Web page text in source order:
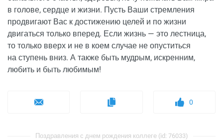
в голове, сердце и жизни. Пусть Ваши стремления
продвигают Вас к достижению целей и по жизни
двигаться только вперед. Если жизнь — это лестница,
то только вверх и не в коем случае не опуститься
на ступень вниз. А также быть мудрым, искренним,
любить и быть любимым!
0
Поздравления с днем рождения коллеге (id: 76033)